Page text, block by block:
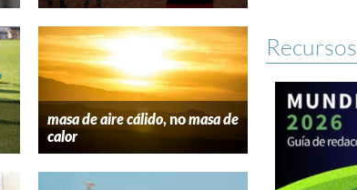
masa de aire cálido, nomasa de
calor
Recursos